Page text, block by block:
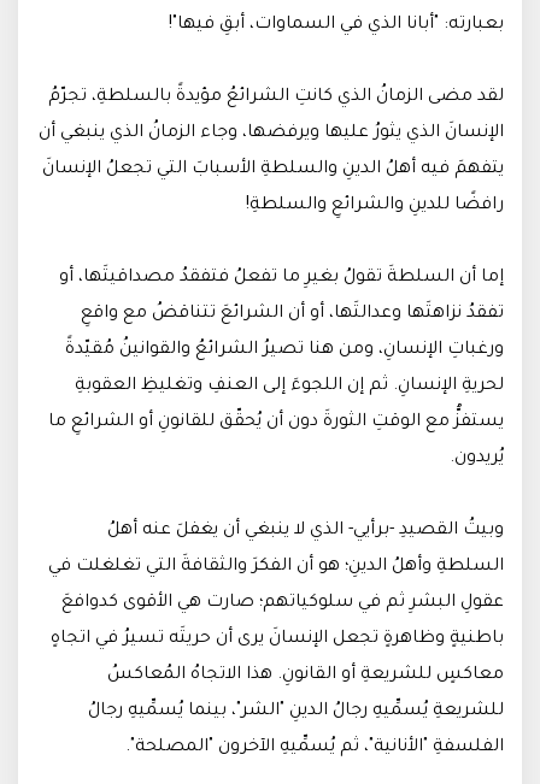
بعبارته: "أبانا الذي في السماوات، أبقِ فيها"!
لقد مضى الزمانُ الذي كانتِ الشرائعُ مؤيدةً بالسلطةِ، تجرّمُ
الإنسانَ الذي يثورُ عليها ويرفضها، وجاء الزمانُ الذي ينبغي أن
يتفهمَ فيه أهلُ الدينِ والسلطةِ الأسبابَ التي تجعلُ الإنسانَ
رافضًا للدينِ والشرائعِ والسلطةِ!
إما أن السلطةَ تقولُ بغيرِ ما تفعلُ فتفقدُ مصداقيتَها، أو
تفقدُ نزاهتَها وعدالتَها، أو أن الشرائعَ تتناقضُ مع واقعِ
ورغباتِ الإنسانِ، ومن هنا تصيرُ الشرائعُ والقوانينُ مُقيّدةً
لحريةِ الإنسانِ. ثم إن اللجوءَ إلى العنفِ وتغليظِ العقوبةِ
يستفزُّ مع الوقتِ الثورةَ دون أن يُحقّق للقانونِ أو الشرائعِ ما
يُريدون.
وبيتُ القصيدِ -برأيي- الذي لا ينبغي أن يغفلَ عنه أهلُ
السلطةِ وأهلُ الدينِ؛ هو أن الفكرَ والثقافةَ التي تغلغلت في
عقولِ البشرِ ثم في سلوكياتهم؛ صارت هي الأقوى كدوافعَ
باطنيةٍ وظاهرةٍ تجعل الإنسانَ يرى أن حريتَه تسيرُ في اتجاهٍ
معاكسٍ للشريعةِ أو القانونِ. هذا الاتجاهُ المُعاكسُ
للشريعةِ يُسمِّيهِ رجالُ الدينِ "الشر"، بينما يُسمِّيهِ رجالُ
الفلسفةِ "الأنانية"، ثم يُسمِّيهِ الآخرون "المصلحة".